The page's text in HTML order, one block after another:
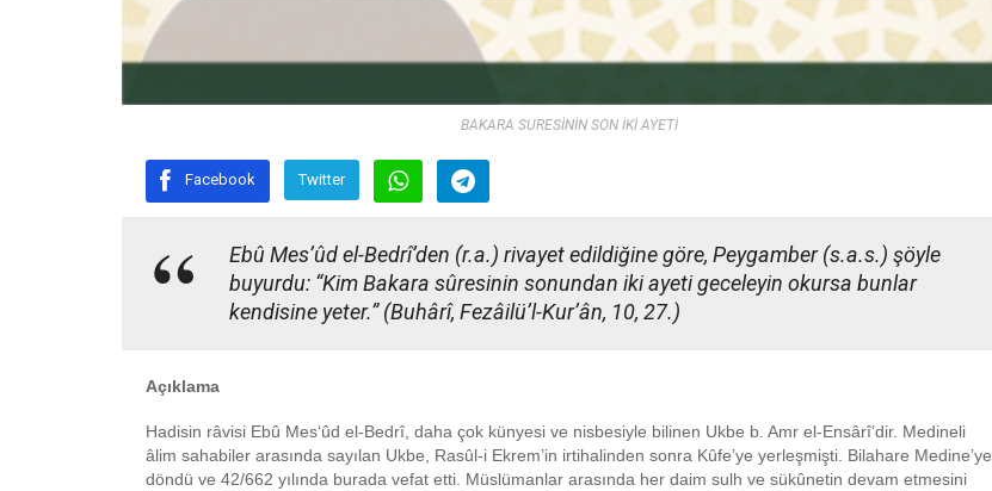
BAKARA SURESİNİN SON İKİ AYETİ
Facebook Twitter
Ebû Mes’ûd el-Bedrî’den (r.a.) rivayet edildiğine göre, Peygamber (s.a.s.) şöyle
buyurdu: “Kim Bakara sûresinin sonundan iki ayeti geceleyin okursa bunlar
kendisine yeter.” (Buhârî, Fezâilü’l-Kur’ân, 10, 27.)
Açıklama
Hadisin râvisi Ebû Mes‘ûd el-Bedrî, daha çok künyesi ve nisbesiyle bilinen Ukbe b. Amr el-Ensârî’dir. Medineli
âlim sahabiler arasında sayılan Ukbe, Rasûl-i Ekrem’in irtihalinden sonra Kûfe’ye yerleşmişti. Bilahare Medine’ye
döndü ve 42/662 yılında burada vefat etti. Müslümanlar arasında her daim sulh ve sükûnetin devam etmesini